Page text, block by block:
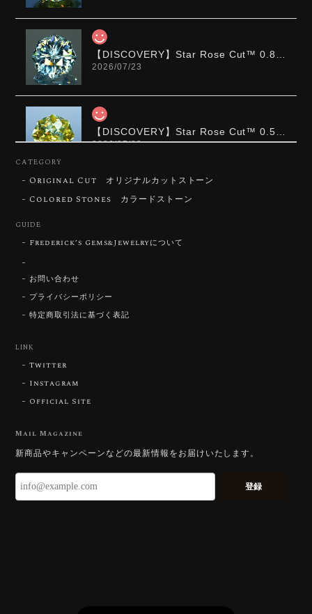
【DISCOVERY】Star Rose Cut™️ 0.87ct Natural Blue Zircon
2026/07/23
【DISCOVERY】Star Rose Cut™️ 0.51ct Natural Sphene
2026/07/23
ずっと待ち望んでいたカットを運よく購入できて嬉し
いです。 ウルウルとギラギラを一度に見ることができ
はないスフェーンの新たな一面を知ることができて感
動しております。 この度はありがとうございました。
お迎えいただきありがとうございます。
「ウルウルとギラギラを一度に」——まさ
にその両立を狙って設計したカットですの
やわらかく受け止めるようにしています。
長くお楽しみいただけますように。
2026/07/21
久しぶりに買えました。 相変わらずギラッギラで素晴
CATEGORY
Original Cut オリジナルカットストーン
Colored Stones カラードストーン
GUIDE
Frederick’s Gems&Jewelryについて
お問い合わせ
プライバシーポリシー
特定商取引法に基づく表記
LINK
Twitter
Instagram
Official Site
Mail Magazine
新商品やキャンペーンなどの最新情報をお届けいたします。
登録